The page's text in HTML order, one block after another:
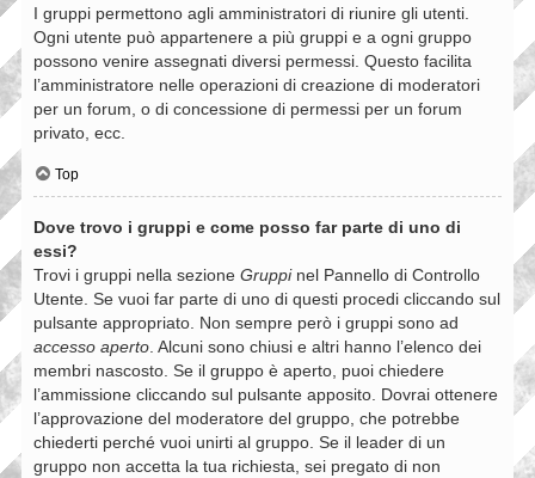
I gruppi permettono agli amministratori di riunire gli utenti.
Ogni utente può appartenere a più gruppi e a ogni gruppo
possono venire assegnati diversi permessi. Questo facilita
l’amministratore nelle operazioni di creazione di moderatori
per un forum, o di concessione di permessi per un forum
privato, ecc.
Top
Dove trovo i gruppi e come posso far parte di uno di
essi?
Trovi i gruppi nella sezione Gruppinel Pannello di Controllo
Utente. Se vuoi far parte di uno di questi procedi cliccando sul
pulsante appropriato. Non sempre però i gruppi sono ad
accesso aperto. Alcuni sono chiusi e altri hanno l’elenco dei
membri nascosto. Se il gruppo è aperto, puoi chiedere
l’ammissione cliccando sul pulsante apposito. Dovrai ottenere
l’approvazione del moderatore del gruppo, che potrebbe
chiederti perché vuoi unirti al gruppo. Se il leader di un
gruppo non accetta la tua richiesta, sei pregato di non